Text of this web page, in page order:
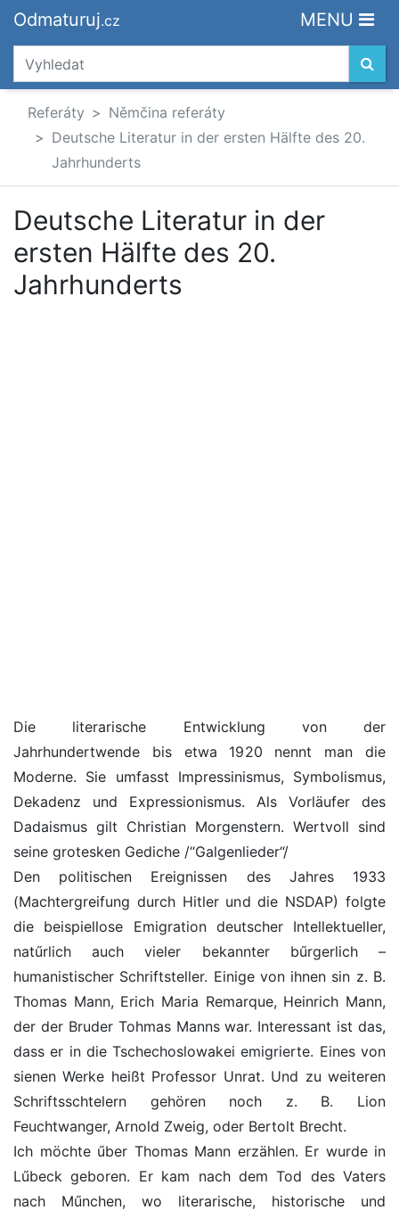
Odmaturuj.cz MENU
Referáty
Němčina referáty
Deutsche Literatur in der ersten Hälfte des 20.
Jahrhunderts
Deutsche Literatur in der
ersten Hälfte des 20.
Jahrhunderts
Die literarische Entwicklung von der
Jahrhundertwende bis etwa 1920 nennt man die
Moderne. Sie umfasst Impressinismus, Symbolismus,
Dekadenz und Expressionismus. Als Vorläufer des
Dadaismus gilt Christian Morgenstern. Wertvoll sind
seine grotesken Gediche /“Galgenlieder“/
Den politischen Ereignissen des Jahres 1933
(Machtergreifung durch Hitler und die NSDAP) folgte
die beispiellose Emigration deutscher Intellektueller,
natűrlich auch vieler bekannter bűrgerlich –
humanistischer Schriftsteller. Einige von ihnen sin z. B.
Thomas Mann, Erich Maria Remarque, Heinrich Mann,
der der Bruder Tohmas Manns war. Interessant ist das,
dass er in die Tschechoslowakei emigrierte. Eines von
sienen Werke heißt Professor Unrat. Und zu weiteren
Schriftsschtelern gehören noch z. B. Lion
Feuchtwanger, Arnold Zweig, oder Bertolt Brecht.
Ich möchte űber Thomas Mann erzählen. Er wurde in
Lűbeck geboren. Er kam nach dem Tod des Vaters
nach Műnchen, wo literarische, historische und